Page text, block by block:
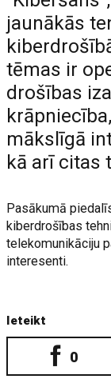
jaunākās
tēmas ir
drošības
mākslīgā
kā arī citas
Pasākumā
kiberdrošības
telekomunikāciju
interesenti.
Ieteikt
0